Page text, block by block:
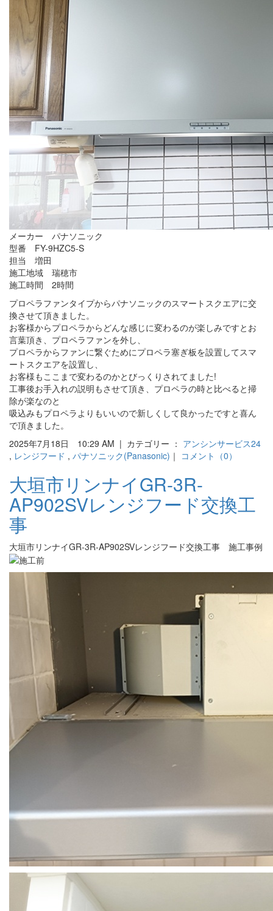
メーカー パナソニック
型番 FY-9HZC5-S
担当 増田
施工地域 瑞穂市
施工時間 2時間
プロペラファンタイプからパナソニックのスマートスクエアに交
換させて頂きました。
お客様からプロペラからどんな感じに変わるのが楽しみですとお
言葉頂き、プロペラファンを外し、
プロペラからファンに繋ぐためにプロペラ塞ぎ板を設置してスマ
ートスクエアを設置し、
お客様もここまで変わるのかとびっくりされてました!
工事後お手入れの説明もさせて頂き、プロペラの時と比べると掃
除が楽なのと
吸込みもプロペラよりもいいので新しくして良かったですと喜ん
で頂きました。
2025年7月18日 10:29 AM | カテゴリー ： アンシンサービス24
, レンジフード , パナソニック(Panasonic) ｜ コメント（0）
大垣市リンナイGR-3R-
AP902SVレンジフード交換工
事
大垣市リンナイGR-3R-AP902SVレンジフード交換工事 施工事例